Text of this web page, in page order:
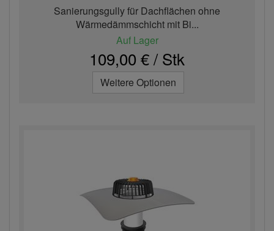
Sanierungsgully für Dachflächen ohne
Wärmedämmschicht mit Bi...
Auf Lager
109,00 € / Stk
Weitere Optionen